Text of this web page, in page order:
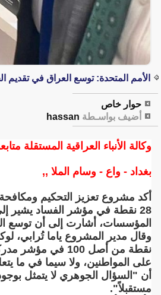
الأمم المتحدة: توسع العراق في
حوار خاص
أضيف بواسـطة hassan
وكالة الأنباء العراقية المستقلة
بغداد - واع - وسام الملا ,,
أكد مشروع تعزيز التحكيم ومكافحة
28 نقطة في مؤشر الفساد يشير
المؤسسات، أشارت إلى أن توسع
على المواطنين، ولا سيما في ما
أن "السؤال الجوهري لا يتمثل
مستقبلاً".